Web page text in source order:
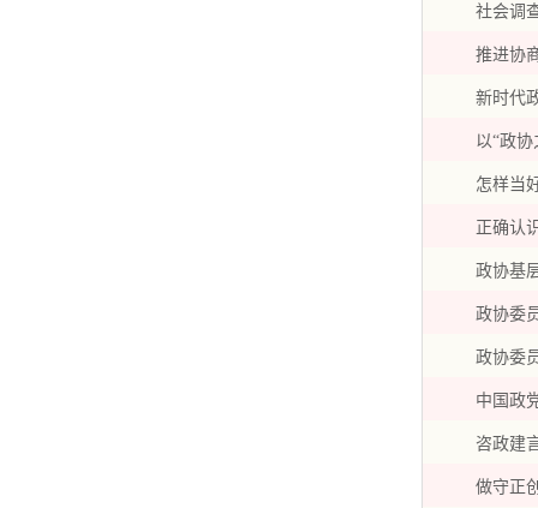
社会调
推进协
新时代
以“政
怎样当
正确认
政协基
政协委
政协委
中国政
咨政建
做守正